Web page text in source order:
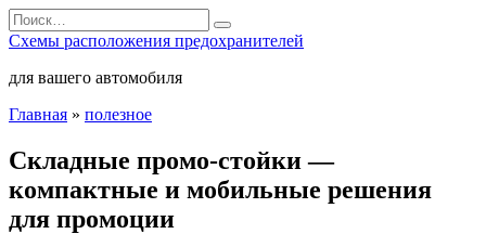
Перейти
к
содержанию
Search
for:
Схемы расположения предохранителей
для вашего автомобиля
Главная » полезное
Складные промо-стойки —
компактные и мобильные решения
для промоции